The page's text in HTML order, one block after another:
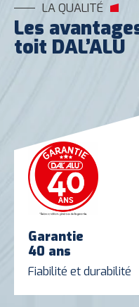
LA QUALITÉ
Les
toit DAL’ALU
Garantie
40 ans
Fiabilité et durabilité